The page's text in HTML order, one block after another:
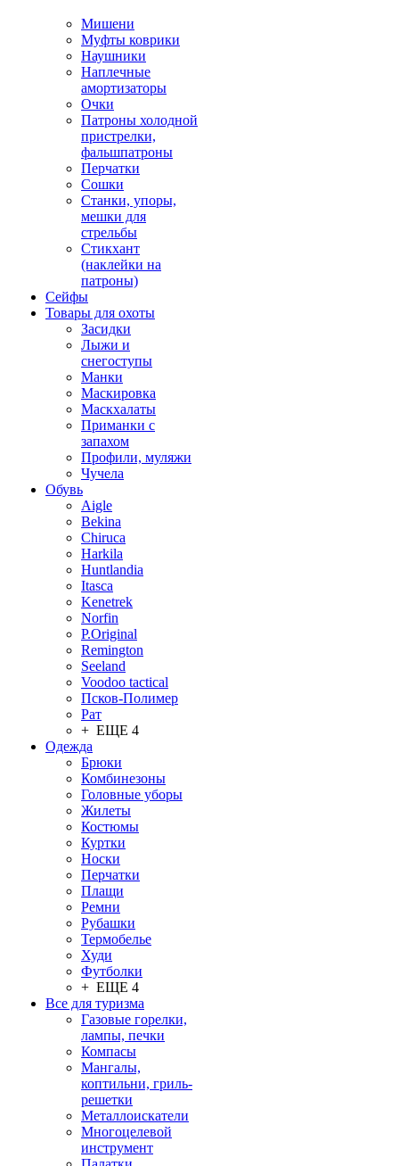
Мишени
Муфты коврики
Наушники
Наплечные
амортизаторы
Очки
Патроны холодной
пристрелки,
фальшпатроны
Перчатки
Сошки
Станки, упоры,
мешки для
стрельбы
Стикхант
(наклейки на
патроны)
Сейфы
Товары для охоты
Засидки
Лыжи и
снегоступы
Манки
Маскировка
Маскхалаты
Приманки с
запахом
Профили, муляжи
Чучела
Обувь
Aigle
Bekina
Chiruсa
Harkila
Huntlandia
Itasca
Kenetrek
Norfin
P.Original
Remington
Seeland
Voodoo tactical
Псков-Полимер
Рат
+ ЕЩЕ 4
Одежда
Брюки
Комбинезоны
Головные уборы
Жилеты
Костюмы
Куртки
Носки
Перчатки
Плащи
Ремни
Рубашки
Термобелье
Худи
Футболки
+ ЕЩЕ 4
Все для туризма
Газовые горелки,
лампы, печки
Компасы
Мангалы,
коптильни, гриль-
решетки
Металлоискатели
Многоцелевой
инструмент